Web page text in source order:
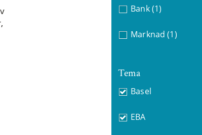
Bank (1)
Marknad (1)
Tema
Basel
EBA